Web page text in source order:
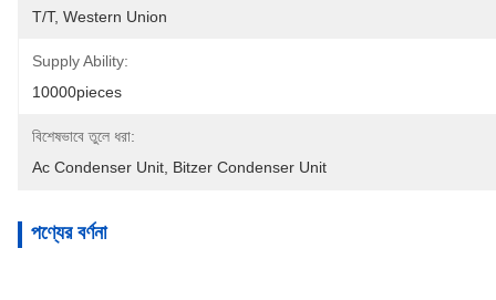
T/T, Western Union
Supply Ability:
10000pieces
বিশেষভাবে তুলে ধরা:
Ac Condenser Unit Bitzer Condenser Unit
পণ্যের বর্ণনা